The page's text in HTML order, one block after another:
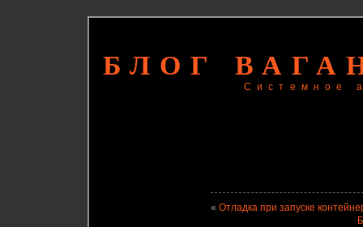
БЛОГ
Системное
« Отладка при запуске